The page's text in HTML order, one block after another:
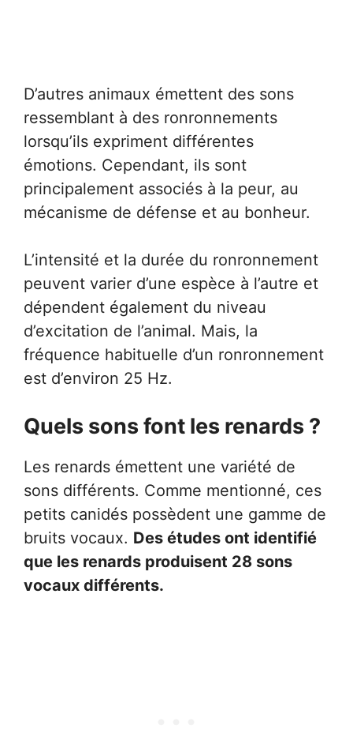
D’autres animaux émettent des sons
ressemblant à des ronronnements
lorsqu’ils expriment différentes
émotions. Cependant, ils sont
principalement associés à la peur, au
mécanisme de défense et au bonheur.
L’intensité et la durée du ronronnement
peuvent varier d’une espèce à l’autre et
dépendent également du niveau
d’excitation de l’animal. Mais, la
fréquence habituelle d’un ronronnement
est d’environ 25 Hz.
Quels sons font les renards ?
Les renards émettent une variété de
sons différents. Comme mentionné, ces
petits canidés possèdent une gamme de
bruits vocaux. Des études ont identifié
que les renards produisent 28 sons
vocaux différents.